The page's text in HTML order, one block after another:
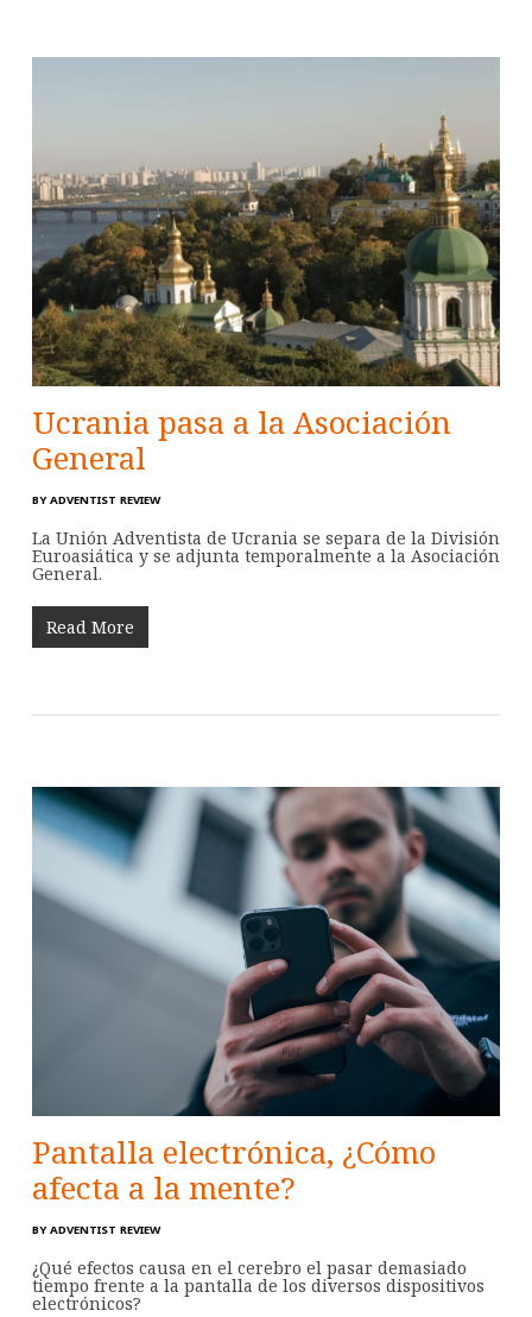
Ucrania pasa a la Asociación
General
BY ADVENTIST REVIEW
La Unión Adventista de Ucrania se separa de la División
Euroasiática y se adjunta temporalmente a la Asociación
General.
Read More
Pantalla electrónica, ¿Cómo
afecta a la mente?
BY ADVENTIST REVIEW
¿Qué efectos causa en el cerebro el pasar demasiado
tiempo frente a la pantalla de los diversos dispositivos
electrónicos?